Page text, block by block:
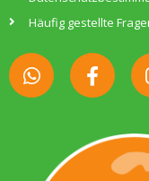
Häufig gestellte